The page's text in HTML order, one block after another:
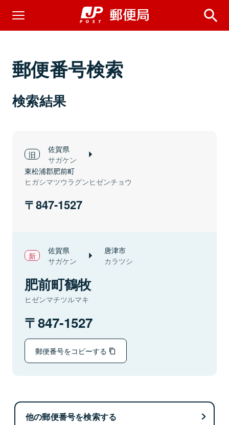
郵便番号検索
検索結果
佐賀県
サガケン
東松浦郡肥前町
ヒガシマツウラグンヒゼンチョウ
847-1527
佐賀県
サガケン
唐津市
カラツシ
肥前町鶴牧
ヒゼンマチツルマキ
847-1527
郵便番号をコピーする
他の郵便番号を検索する